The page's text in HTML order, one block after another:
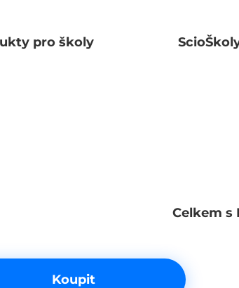
pro školy
Celkem s
Koupit